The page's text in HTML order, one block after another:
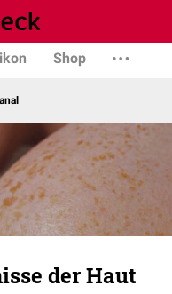
Shop
der Haut